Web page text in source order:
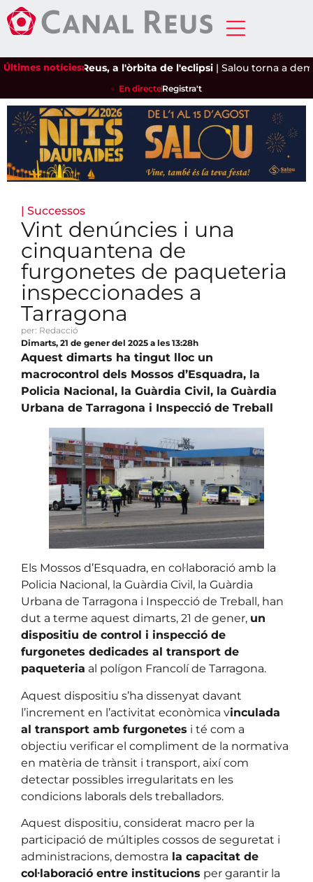
Últimes notícies:Reus, a l'òrbita de l'eclipsi|Salou torna a
En directeRegistra't
| Successos
Vint denúncies i una
cinquantena de
furgonetes de paqueteria
inspeccionades a
Tarragona
per: Redacció
Dimarts, 21 de gener del 2025 a les 13:28h
Aquest dimarts ha tingut lloc un
macrocontrol dels Mossos d’Esquadra, la
Policia Nacional, la Guàrdia Civil, la Guàrdia
Urbana de Tarragona i Inspecció de Treball
Els Mossos d’Esquadra, en col·laboració amb la
Policia Nacional, la Guàrdia Civil, la Guàrdia
Urbana de Tarragona i Inspecció de Treball, han
dut a terme aquest dimarts, 21 de gener, un
dispositiu de control i inspecció de
furgonetes dedicades al transport de
paqueteria al polígon Francolí de Tarragona.
Aquest dispositiu s’ha dissenyat davant
l’increment en l’activitat econòmica vinculada
al transport amb furgonetes i té com a
objectiu verificar el compliment de la normativa
en matèria de trànsit i transport, així com
detectar possibles irregularitats en les
condicions laborals dels treballadors.
Aquest dispositiu, considerat macro per la
participació de múltiples cossos de seguretat i
administracions, demostra la capacitat de
col·laboració entre institucions per garantir la